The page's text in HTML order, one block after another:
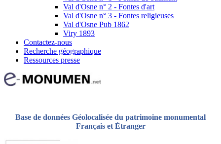
Val d'Osne n° 2 - Fontes d'art
Val d'Osne n° 3 - Fontes religieuses
Val d'Osne Pub 1862
Viry 1893
Contactez-nous
Recherche géographique
Ressources presse
Base de données Géolocalisée du patrimoine monumental
Français et Étranger